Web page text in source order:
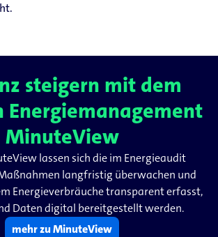
steigern mit dem
Energiemanagement
MinuteView
lassen sich die im Energieaudit
langfristig überwachen und
Energieverbräuche transparent erfasst,
Daten digital bereitgestellt werden.
mehr zu MinuteView